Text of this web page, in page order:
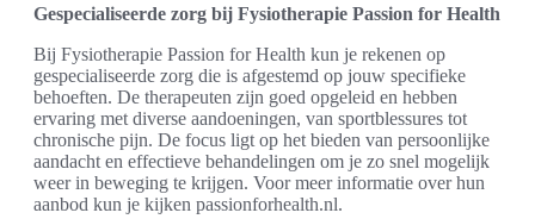
Gespecialiseerde zorg bij Fysiotherapie Passion for Health
Bij Fysiotherapie Passion for Health kun je rekenen op
gespecialiseerde zorg die is afgestemd op jouw specifieke
behoeften. De therapeuten zijn goed opgeleid en hebben
ervaring met diverse aandoeningen, van sportblessures tot
chronische pijn. De focus ligt op het bieden van persoonlijke
aandacht en effectieve behandelingen om je zo snel mogelijk
weer in beweging te krijgen. Voor meer informatie over hun
aanbod kun je kijken passionforhealth.nl.